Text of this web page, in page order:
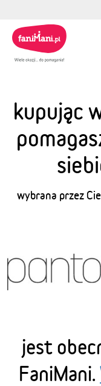
kupując
wybrana przez
jest
FaniMani.